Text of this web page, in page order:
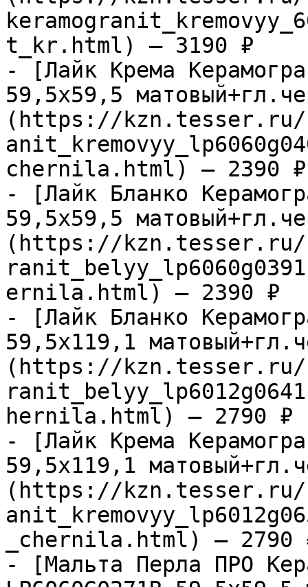
t_kr.html) — 3190 ₽
- [Лайк Крема
59,5х59,5
(https://kzn.tesser.ru/
chernila.html) — 2390 ₽
- [Лайк Бланко
59,5х59,5
(https://kzn.tesser.ru/
ernila.html) — 2390 ₽
- [Лайк Бланко
59,5х119,1
(https://kzn.tesser.ru/
hernila.html) — 2790 ₽
- [Лайк Крема
59,5х119,1
(https://kzn.tesser.ru/
_chernila.html) — 2790
- [Мальта Перла ПРО